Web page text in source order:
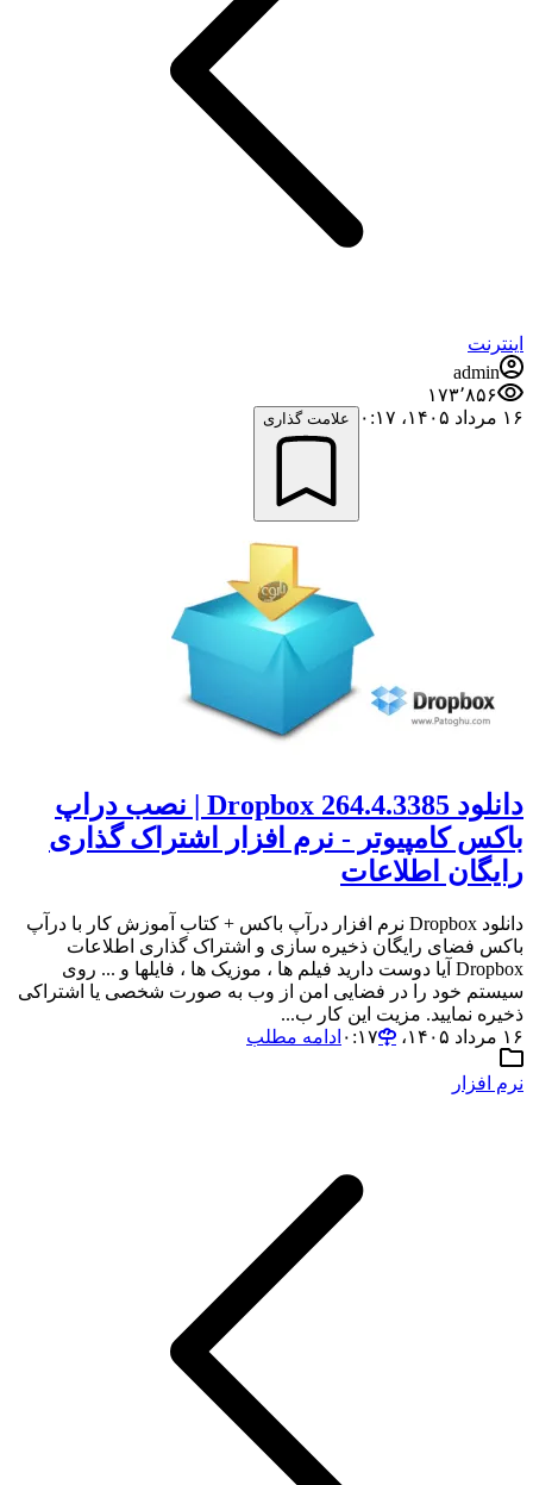
اینترنت
admin
۱۷۳٬۸۵۶
۱۶ مرداد ۱۴۰۵،‏ ۰:۱۷
علامت گذاری
دانلود Dropbox 264.4.3385 | نصب دراپ
باکس کامپیوتر - نرم افزار اشتراک گذاری
رایگان اطلاعات
دانلود Dropbox نرم افزار درآپ باکس + کتاب آموزش کار با درآپ
باکس فضای رایگان ذخیره سازی و اشتراک گذاری اطلاعات
Dropbox آیا دوست دارید فیلم ها ، موزیک ها ، فایلها و ... روی
سیستم خود را در فضایی امن از وب به صورت شخصی یا اشتراکی
ذخیره نمایید. مزیت این کار ب...
۱۶ مرداد ۱۴۰۵،‏ ۰:۱۷
ادامه مطلب
نرم افزار